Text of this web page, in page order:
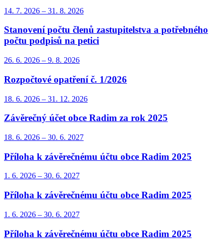
14. 7. 2026 – 31. 8. 2026
Stanovení počtu členů zastupitelstva a potřebného
počtu podpisů na petici
26. 6. 2026 – 9. 8. 2026
Rozpočtové opatření č. 1/2026
18. 6. 2026 – 31. 12. 2026
Závěrečný účet obce Radim za rok 2025
18. 6. 2026 – 30. 6. 2027
Příloha k závěrečnému účtu obce Radim 2025
1. 6. 2026 – 30. 6. 2027
Příloha k závěrečnému účtu obce Radim 2025
1. 6. 2026 – 30. 6. 2027
Příloha k závěrečnému účtu obce Radim 2025